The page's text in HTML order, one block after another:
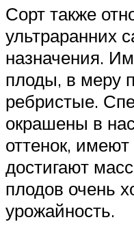
Сорт также
ультраранних
назначения.
плоды, в меру
ребристые.
окрашены в
оттенок, имеют
достигают
плодов очень
урожайность.